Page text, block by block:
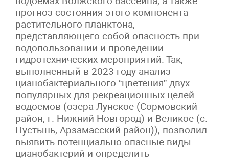
прогноз состояния этого компонента
растительного планктона,
представляющего собой опасность при
водопользовании и проведении
гидротехнических мероприятий. Так,
выполненный в 2023 году анализ
цианобактериального “цветения” двух
популярных для рекреационных целей
водоемов (озера Лунское (Сормовский
район, г. Нижний Новгород) и Великое (с.
Пустынь, Арзамасский район)), позволил
выявить потенциально опасные виды
цианобактерий и определить